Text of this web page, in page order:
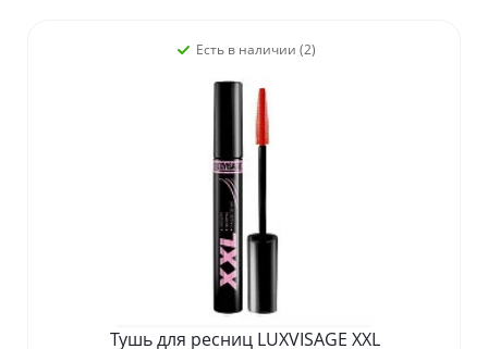
Есть в наличии (2)
Тушь для ресниц LUXVISAGE XXL